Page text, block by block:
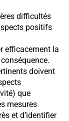
difficultés
positifs
efficacement la
doivent
que
mesures
et d’identifier